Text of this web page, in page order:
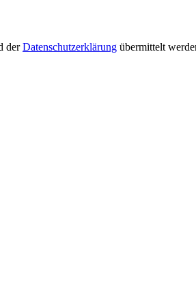
derDatenschutzerklärung übermittelt